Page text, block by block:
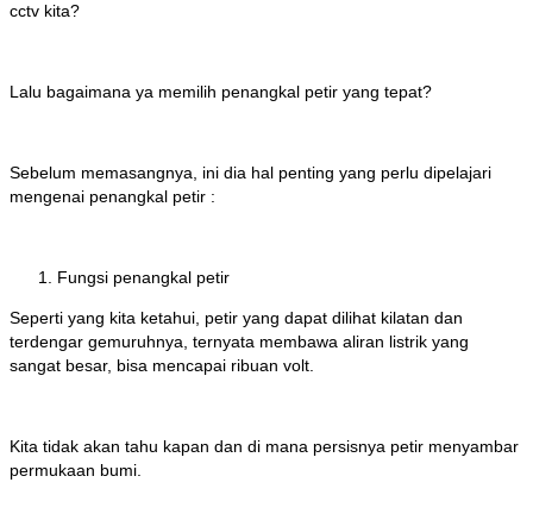
cctv kita?
Lalu bagaimana ya memilih penangkal petir yang tepat?
Sebelum memasangnya, ini dia hal penting yang perlu dipelajari
mengenai penangkal petir :
Fungsi penangkal petir
Seperti yang kita ketahui, petir yang dapat dilihat kilatan dan
terdengar gemuruhnya, ternyata membawa aliran listrik yang
sangat besar, bisa mencapai ribuan volt.
Kita tidak akan tahu kapan dan di mana persisnya petir menyambar
permukaan bumi.